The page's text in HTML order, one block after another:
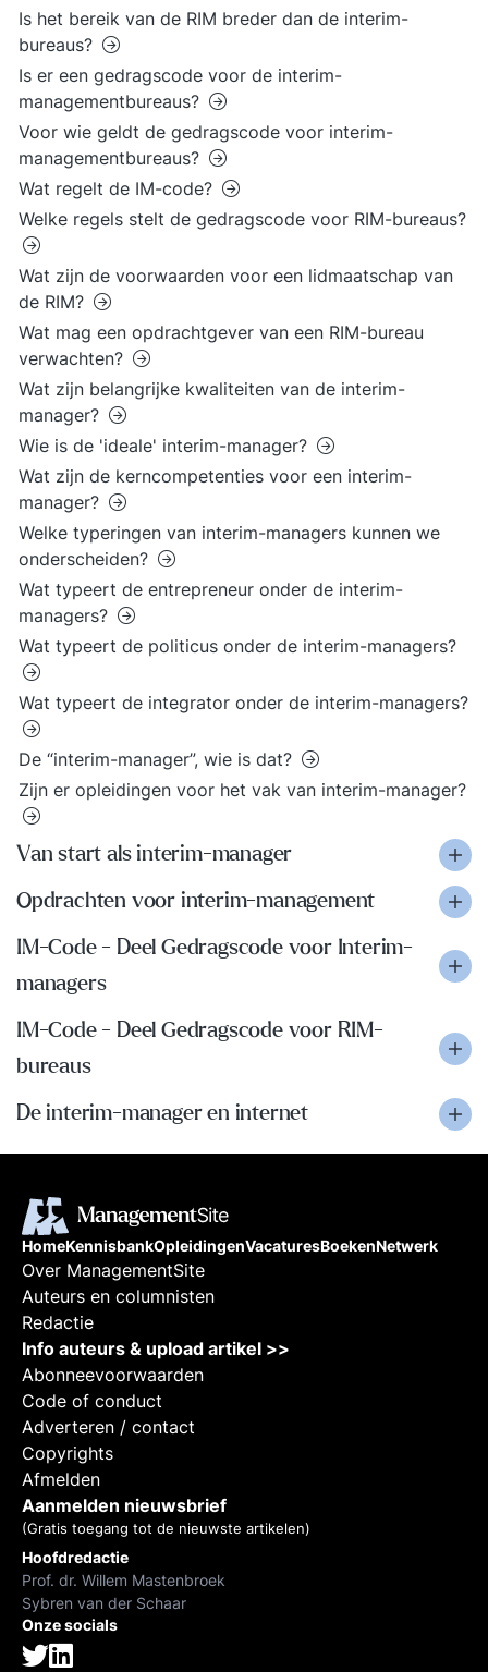
Is het bereik van de RIM breder dan de interim-
bureaus?
Is er een gedragscode voor de interim-
managementbureaus?
Voor wie geldt de gedragscode voor interim-
managementbureaus?
Wat regelt de IM-code?
Welke regels stelt de gedragscode voor RIM-bureaus?
Wat zijn de voorwaarden voor een lidmaatschap van
de RIM?
Wat mag een opdrachtgever van een RIM-bureau
verwachten?
Wat zijn belangrijke kwaliteiten van de interim-
manager?
Wie is de 'ideale' interim-manager?
Wat zijn de kerncompetenties voor een interim-
manager?
Welke typeringen van interim-managers kunnen we
onderscheiden?
Wat typeert de entrepreneur onder de interim-
managers?
Wat typeert de politicus onder de interim-managers?
Wat typeert de integrator onder de interim-managers?
De “interim-manager”, wie is dat?
Zijn er opleidingen voor het vak van interim-manager?
Van start als interim-manager
Opdrachten voor interim-management
IM-Code - Deel Gedragscode voor Interim-
managers
IM-Code - Deel Gedragscode voor RIM-
bureaus
De interim-manager en internet
HomeKennisbankOpleidingenVacaturesBoekenNetwerk
Over ManagementSite
Auteurs en columnisten
Redactie
Info auteurs & upload artikel >>
Abonneevoorwaarden
Code of conduct
Adverteren / contact
Copyrights
Afmelden
Aanmelden nieuwsbrief
(Gratis toegang tot de nieuwste artikelen)
Hoofdredactie
Prof. dr. Willem Mastenbroek
Sybren van der Schaar
Onze socials